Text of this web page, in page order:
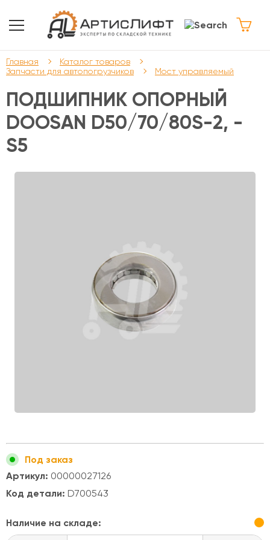
Главная
Каталог товаров
Запчасти для автопогрузчиков
Мост управляемый
ПОДШИПНИК ОПОРНЫЙ
DOOSAN D50/70/80S-2, -
S5
Под заказ
Артикул: 00000027126
Код детали: D700543
Наличие на складе: